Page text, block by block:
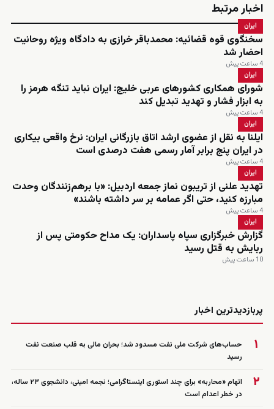
اخبار مرتبط
ایران
سخنگوی قوه قضائیه: محمدباقر خرازی به دادگاه ویژه روحانیت
احضار شد
4 ساعت پیش
ایران
شورای همکاری کشورهای عربی خلیج: ایران نباید تنگه هرمز را
به ابزار فشار و تهدید تبدیل کند
4 ساعت پیش
ایران
ایلنا به نقل از عضوی ارشد اتاق بازرگانی ایران: نرخ واقعی بیکاری
در ایران پنج برابر آمار رسمی هفت درصدی است
4 ساعت پیش
ایران
تهدید علنی از تریبون نماز جمعه اردبیل: «با برهم‌زنندگان وحدت
مبارزه کنید، حتی اگر عمامه بر سر داشته باشند»
4 ساعت پیش
ایران
گزارش خبرگزاری سپاه پاسداران: یک مداح حکومتی پس از
ربایش به قتل رسید
10 ساعت پیش
پربازدیدترین اخبار
۱
حساب‌های شرکت ملی نفت مسدود شد؛ بحران مالی به قلب صنعت نفت
رسید
۲
اتهام «محاربه» برای چند استوری اینستاگرامی؛ نجمه امینی، دانشجوی ۲۳ ساله،
در خطر اعدام است